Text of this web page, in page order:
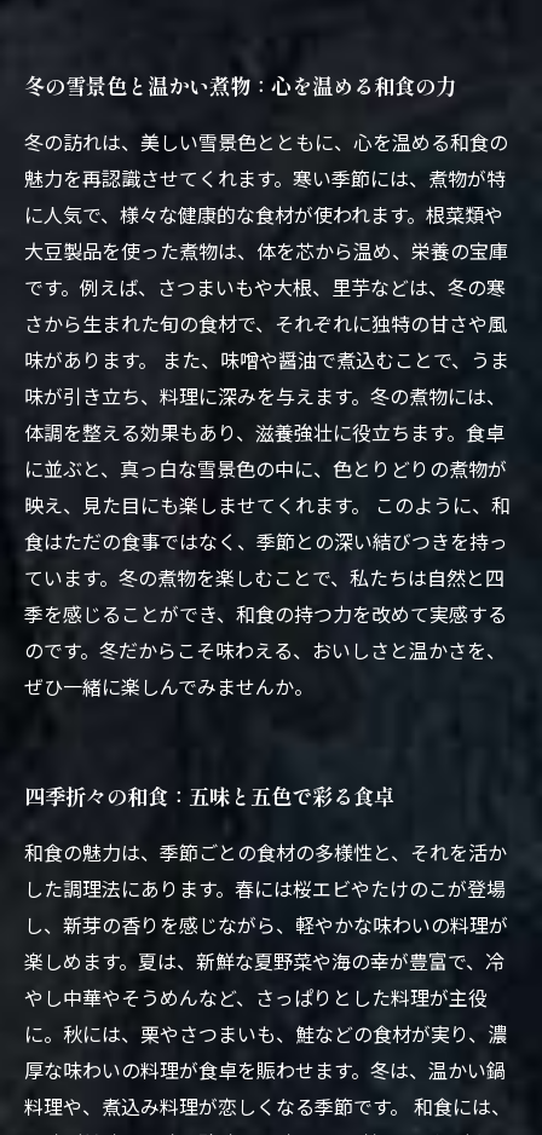
冬の雪景色と温かい煮物：心を温める和食の力
冬の訪れは、美しい雪景色とともに、心を温める和食の
魅力を再認識させてくれます。寒い季節には、煮物が特
に人気で、様々な健康的な食材が使われます。根菜類や
大豆製品を使った煮物は、体を芯から温め、栄養の宝庫
です。例えば、さつまいもや大根、里芋などは、冬の寒
さから生まれた旬の食材で、それぞれに独特の甘さや風
味があります。 また、味噌や醤油で煮込むことで、うま
味が引き立ち、料理に深みを与えます。冬の煮物には、
体調を整える効果もあり、滋養強壮に役立ちます。食卓
に並ぶと、真っ白な雪景色の中に、色とりどりの煮物が
映え、見た目にも楽しませてくれます。 このように、和
食はただの食事ではなく、季節との深い結びつきを持っ
ています。冬の煮物を楽しむことで、私たちは自然と四
季を感じることができ、和食の持つ力を改めて実感する
のです。冬だからこそ味わえる、おいしさと温かさを、
ぜひ一緒に楽しんでみませんか。
四季折々の和食：五味と五色で彩る食卓
和食の魅力は、季節ごとの食材の多様性と、それを活か
した調理法にあります。春には桜エビやたけのこが登場
し、新芽の香りを感じながら、軽やかな味わいの料理が
楽しめます。夏は、新鮮な夏野菜や海の幸が豊富で、冷
やし中華やそうめんなど、さっぱりとした料理が主役
に。秋には、栗やさつまいも、鮭などの食材が実り、濃
厚な味わいの料理が食卓を賑わせます。冬は、温かい鍋
料理や、煮込み料理が恋しくなる季節です。 和食には、